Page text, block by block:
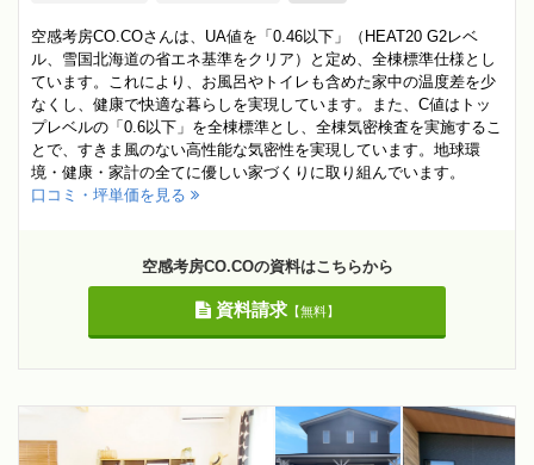
空感考房CO.COさんは、UA値を「0.46以下」（HEAT20 G2レベ
ル、雪国北海道の省エネ基準をクリア）と定め、全棟標準仕様とし
ています。これにより、お風呂やトイレも含めた家中の温度差を少
なくし、健康で快適な暮らしを実現しています。また、C値はトッ
プレベルの「0.6以下」を全棟標準とし、全棟気密検査を実施するこ
とで、すきま風のない高性能な気密性を実現しています。地球環
境・健康・家計の全てに優しい家づくりに取り組んでいます。
口コミ・坪単価を見る
空感考房CO.COの資料はこちらから
資料請求【無料】